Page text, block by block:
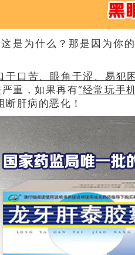
是为什么？那是因为你
口苦、眼角干涩、易犯
重，如果再有“经常玩手
肝病的恶化！